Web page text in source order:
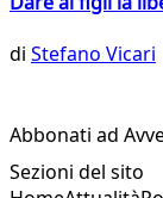
di Stefano Vicari
Abbonati ad
Sezioni del sito